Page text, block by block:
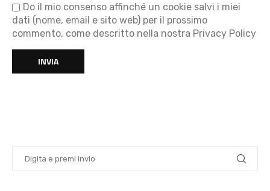
Do il mio consenso affinché un cookie salvi i miei
dati (nome, email e sito web) per il prossimo
commento, come descritto nella nostra Privacy Policy